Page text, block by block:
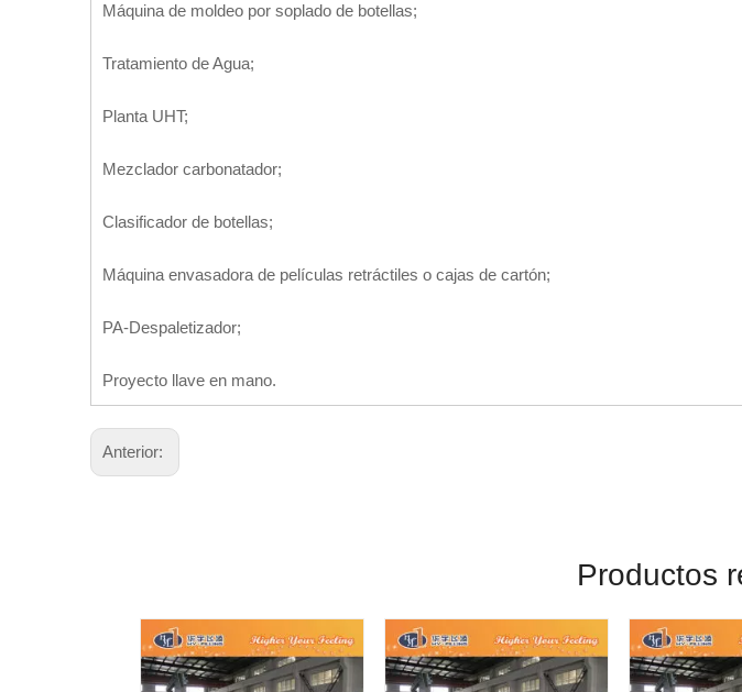
Máquina de moldeo por soplado de botellas;
Tratamiento de Agua;
Planta UHT;
Mezclador carbonatador;
Clasificador de botellas;
Máquina envasadora de películas retráctiles o cajas de cartón;
PA-Despaletizador;
Proyecto llave en mano.
Anterior:
Productos